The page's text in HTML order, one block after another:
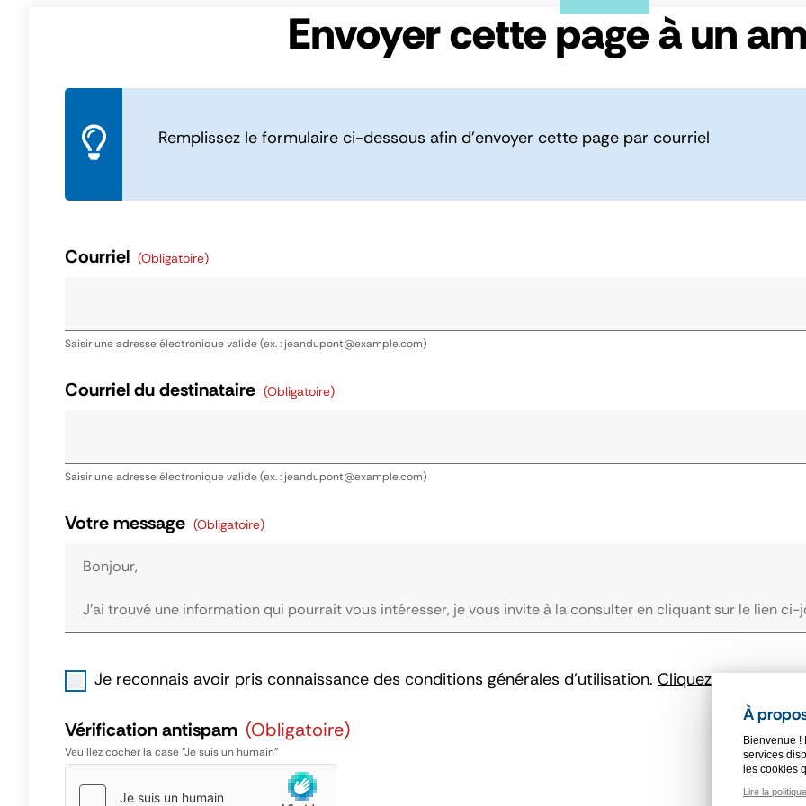
À
Bienvenue !
services
les cookies
Lire la
Envoyer cette page à un
Remplissez le formulaire ci-dessous afin d’envoyer cette page par courriel
Courriel (obligatoire)
Saisir une adresse électronique valide (ex. : jeandupont@example.com)
Courriel du destinataire (obligatoire)
Saisir une adresse électronique valide (ex. : jeandupont@example.com)
Votre message (obligatoire)
Je reconnais avoir pris connaissance des conditions générales d'utilisation. Cliquez ici pour les
Vérification antispam (obligatoire)
Veuillez cocher la case "Je suis un humain"